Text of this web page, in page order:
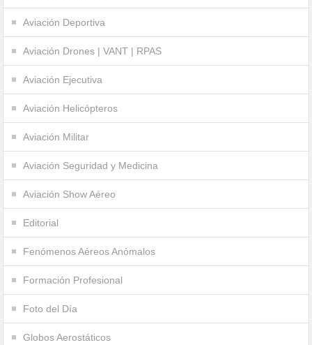
Aviación Deportiva
Aviación Drones | VANT | RPAS
Aviación Ejecutiva
Aviación Helicópteros
Aviación Militar
Aviación Seguridad y Medicina
Aviación Show Aéreo
Editorial
Fenómenos Aéreos Anómalos
Formación Profesional
Foto del Día
Globos Aerostáticos